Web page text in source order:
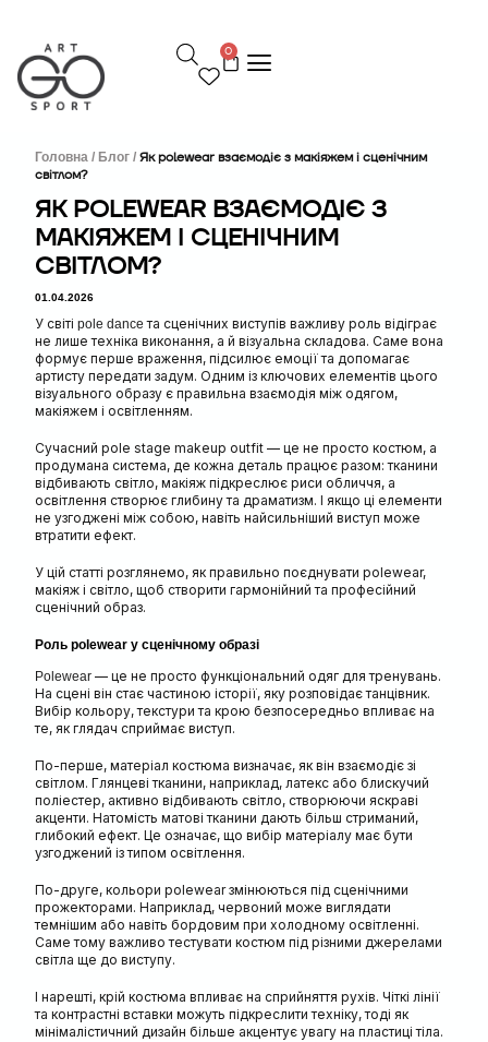
р
е
й
0
Головна / Блог / Як polewear взаємодіє з макіяжем і сценічним
світлом?
ЯК POLEWEAR ВЗАЄМОДІЄ З
МАКІЯЖЕМ І СЦЕНІЧНИМ
СВІТЛОМ?
01.04.2026
У світі pole dance та сценічних виступів важливу роль відіграє
не лише техніка виконання, а й візуальна складова. Саме вона
формує перше враження, підсилює емоції та допомагає
артисту передати задум. Одним із ключових елементів цього
візуального образу є правильна взаємодія між одягом,
макіяжем і освітленням.
Сучасний pole stage makeup outfit — це не просто костюм, а
продумана система, де кожна деталь працює разом: тканини
відбивають світло, макіяж підкреслює риси обличчя, а
освітлення створює глибину та драматизм. І якщо ці елементи
не узгоджені між собою, навіть найсильніший виступ може
втратити ефект.
У цій статті розглянемо, як правильно поєднувати polewear,
макіяж і світло, щоб створити гармонійний та професійний
сценічний образ.
Роль polewear у сценічному образі
Polewear— це не просто функціональний одяг для тренувань.
На сцені він стає частиною історії, яку розповідає танцівник.
Вибір кольору, текстури та крою безпосередньо впливає на
те, як глядач сприймає виступ.
По-перше, матеріал костюма визначає, як він взаємодіє зі
світлом. Глянцеві тканини, наприклад, латекс або блискучий
поліестер, активно відбивають світло, створюючи яскраві
акценти. Натомість матові тканини дають більш стриманий,
глибокий ефект. Це означає, що вибір матеріалу має бути
узгоджений із типом освітлення.
По-друге, кольори polewear змінюються під сценічними
прожекторами. Наприклад, червоний може виглядати
темнішим або навіть бордовим при холодному освітленні.
Саме тому важливо тестувати костюм під різними джерелами
світла ще до виступу.
І нарешті, крій костюма впливає на сприйняття рухів. Чіткі лінії
та контрастні вставки можуть підкреслити техніку, тоді як
мінімалістичний дизайн більше акцентує увагу на пластиці тіла.